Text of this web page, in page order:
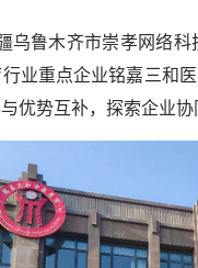
乌鲁木齐市崇孝网络
业重点企业铭嘉三和
优势互补，探索企业协